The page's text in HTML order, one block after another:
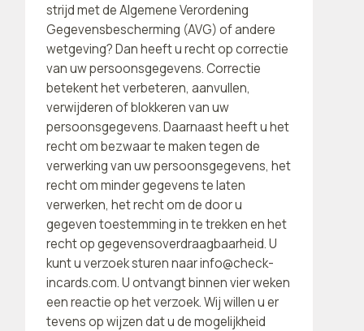
strijd met de Algemene Verordening
Gegevensbescherming (AVG) of andere
wetgeving? Dan heeft u recht op correctie
van uw persoonsgegevens. Correctie
betekent het verbeteren, aanvullen,
verwijderen of blokkeren van uw
persoonsgegevens. Daarnaast heeft u het
recht om bezwaar te maken tegen de
verwerking van uw persoonsgegevens, het
recht om minder gegevens te laten
verwerken, het recht om de door u
gegeven toestemming in te trekken en het
recht op gegevensoverdraagbaarheid. U
kunt u verzoek sturen naar info@check-
incards.com. U ontvangt binnen vier weken
een reactie op het verzoek. Wij willen u er
tevens op wijzen dat u de mogelijkheid